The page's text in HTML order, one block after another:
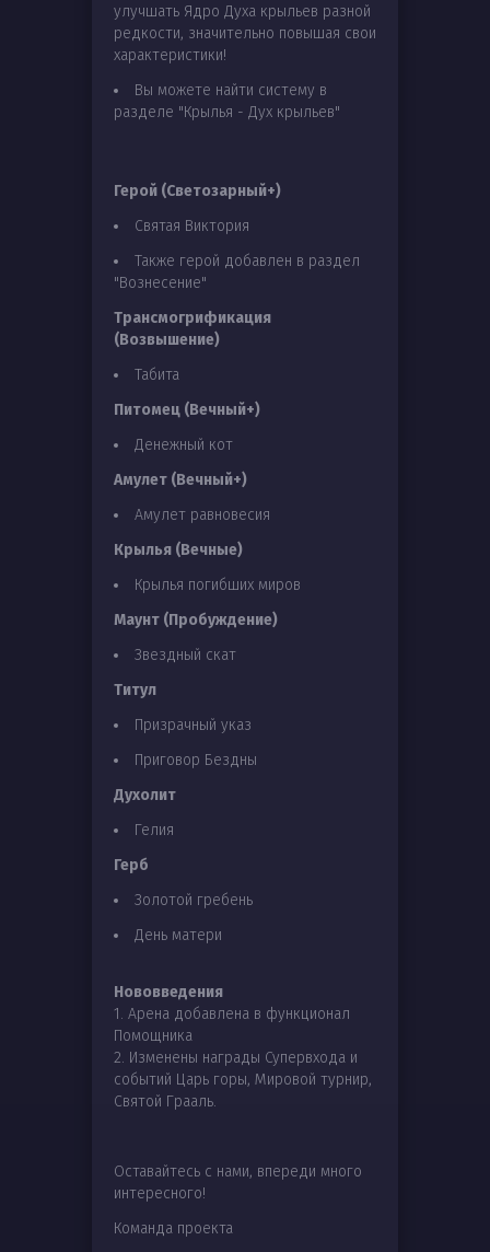
улучшать Ядро Духа крыльев разной
редкости, значительно повышая свои
характеристики!
Вы можете найти систему в
разделе "Крылья - Дух крыльев"
Герой (Светозарный+)
Святая Виктория
Также герой добавлен в раздел
"Вознесение"
Трансмогрификация
(Возвышение)
Табита
Питомец (Вечный+)
Денежный кот
Амулет (Вечный+)
Амулет равновесия
Крылья (Вечные)
Крылья погибших миров
Маунт (Пробуждение)
Звездный скат
Титул
Призрачный указ
Приговор Бездны
Духолит
Гелия
Герб
Золотой гребень
День матери
Нововведения
1. Арена добавлена в функционал
Помощника
2. Изменены награды Супервхода и
событий Царь горы, Мировой турнир,
Святой Грааль.
Оставайтесь с нами, впереди много
интересного!
Команда проекта